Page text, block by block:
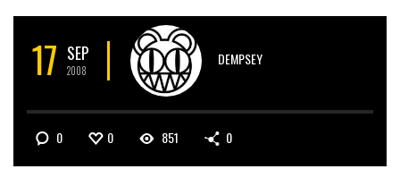
17 SEP
2008
DEMPSEY
0 0 851 0